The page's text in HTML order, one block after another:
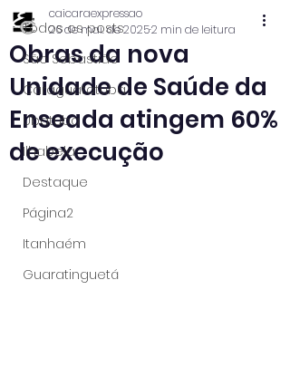
Todos os posts
São Sebastião
Caraguatatuba
Ubatuba
Ilhabela
Destaque
Página2
Itanhaém
Guaratinguetá
Obras da nova
Unidade de Saúde da
Enseada atingem 60%
de execução
caicaraexpressao
26 de mai. de 20252 min de leitura